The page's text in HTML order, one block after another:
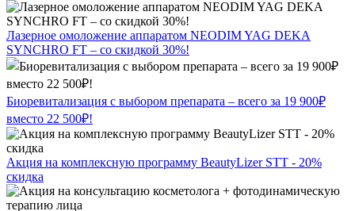
Лазерное омоложение аппаратом NEODIM YAG DEKA
SYNCHRO FT – со скидкой 30%!
Биоревитализация с выбором препарата – всего за 19 900₽
вместо 22 500₽!
Акция на комплексную программу BeautyLizer STT - 20%
скидка